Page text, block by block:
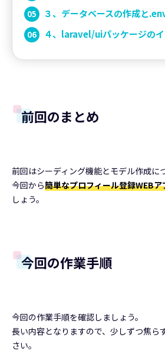
３、データベースの作成と
４、laravel/uiパッケージの
前回のまとめ
前回はシーディング機能とモデル作成に
今回から簡単なプロフィール登録WEBア
しょう。
今回の作業手順
今回の作業手順を確認しましょう。
長い内容となりますので、少しずつ焦ら
さい。